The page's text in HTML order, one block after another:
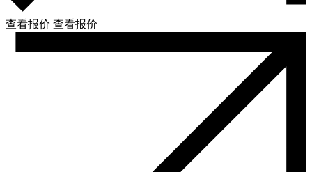
查看报价 查看报价